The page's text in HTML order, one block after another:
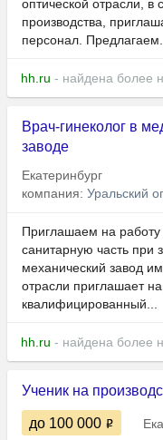
оптической отрасли,
производства,
персонал.
hh.ru - найдена более
Врач-гинеколог в
заводе
Екатеринбург
компания: Уральский
Приглашаем на работу
санитарную часть при
механический завод
отрасли приглашает
квалифицированный...
hh.ru - найдена более
Ученик на
до 100 000